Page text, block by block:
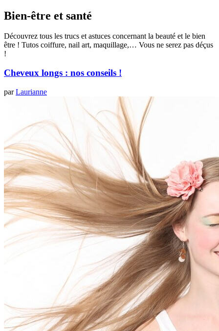
Bien-être et santé
Découvrez tous les trucs et astuces concernant la beauté et le bien
être ! Tutos coiffure, nail art, maquillage,… Vous ne serez pas déçus
!
Cheveux longs : nos conseils !
parLaurianne